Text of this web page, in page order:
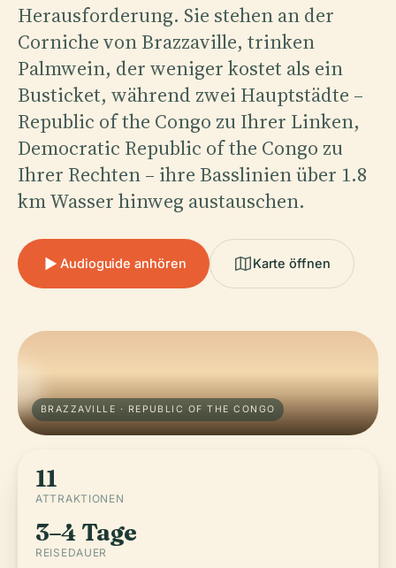
Herausforderung. Sie stehen an der
Corniche von Brazzaville, trinken
Palmwein, der weniger kostet als ein
Busticket, während zwei Hauptstädte –
Republic of the Congo zu Ihrer Linken,
Democratic Republic of the Congo zu
Ihrer Rechten – ihre Basslinien über 1.8
km Wasser hinweg austauschen.
Audioguide anhören Karte öffnen
BRAZZAVILLE · REPUBLIC OF THE CONGO
11
ATTRAKTIONEN
3–4 Tage
REISEDAUER